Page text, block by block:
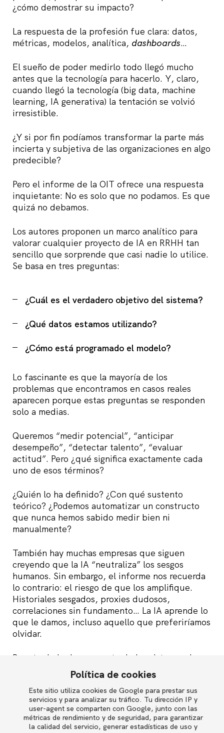
English
Política de privacidad
¿cómo demostrar su impacto?
La respuesta de la profesión fue clara: datos,
métricas, modelos, analítica, dashboards…
El sueño de poder medirlo todo llegó mucho
antes que la tecnología para hacerlo. Y, claro,
cuando llegó la tecnología (big data, machine
learning, IA generativa) la tentación se volvió
irresistible.
¿Y si por fin podíamos transformar la parte más
incierta y subjetiva de las organizaciones en algo
predecible?
Pero el informe de la OIT ofrece una respuesta
inquietante: No es solo que no podamos. Es que
quizá no debamos.
Los autores proponen un marco analítico para
valorar cualquier proyecto de IA en RRHH tan
sencillo que sorprende que casi nadie lo utilice.
Se basa en tres preguntas:
¿Cuál es el verdadero objetivo del sistema?
¿Qué datos estamos utilizando?
¿Cómo está programado el modelo?
Lo fascinante es que la mayoría de los
problemas que encontramos en casos reales
aparecen porque estas preguntas se responden
solo a medias.
Queremos “medir potencial”, “anticipar
desempeño”, “detectar talento”, “evaluar
actitud”. Pero ¿qué significa exactamente cada
uno de esos términos?
¿Quién lo ha definido? ¿Con qué sustento
teórico? ¿Podemos automatizar un constructo
que nunca hemos sabido medir bien ni
manualmente?
También hay muchas empresas que siguen
creyendo que la IA “neutraliza” los sesgos
humanos. Sin embargo, el informe nos recuerda
lo contrario: el riesgo de que los amplifique.
Historiales sesgados, proxies dudosos,
correlaciones sin fundamento… La IA aprende lo
que le damos, incluso aquello que preferiríamos
olvidar.
Por otro lado, buena parte de los sistemas de
contratación automatizada o scoring de
desempeño funcionan con modelos que ni
proveedores ni clientes pueden explicar en
detalle.
¿Cómo supervisar un sistema cuyo
Política de cookies
Este sitio utiliza cookies de Google para prestar sus
servicios y para analizar su tráfico. Tu dirección IP y
user-agent se comparten con Google, junto con las
métricas de rendimiento y de seguridad, para garantizar
la calidad del servicio, generar estadísticas de uso y